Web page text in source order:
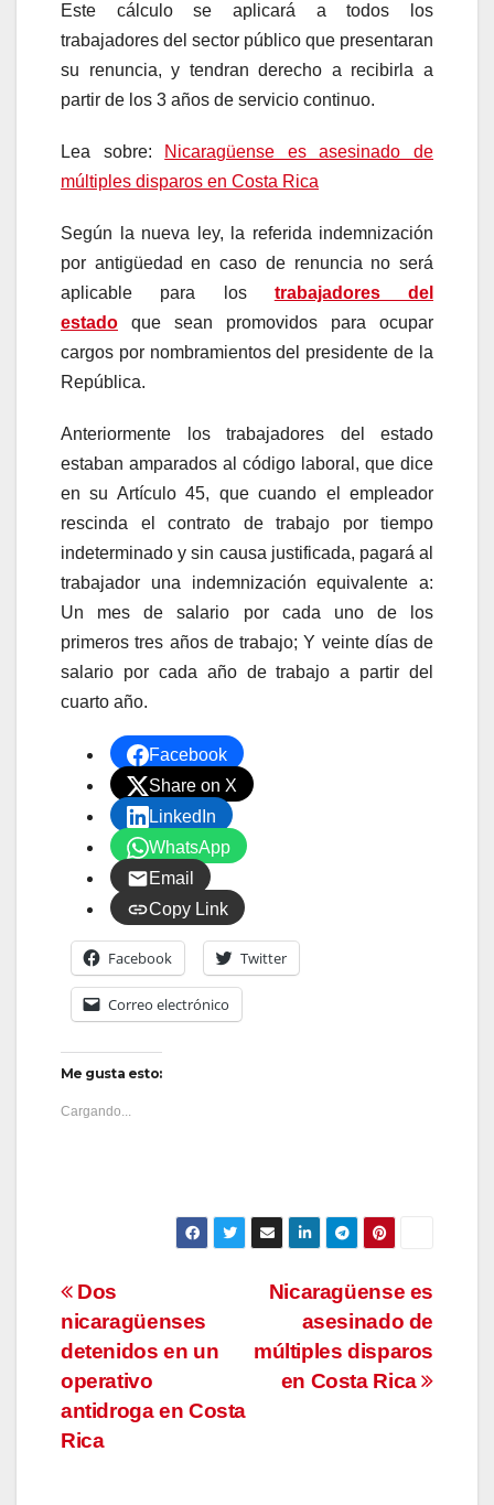
Este cálculo se aplicará a todos los
trabajadores del sector público que presentaran
su renuncia, y tendran derecho a recibirla a
partir de los 3 años de servicio continuo.
Lea sobre:
Nicaragüense es asesinado de
múltiples disparos en Costa Rica
Según la nueva ley, la referida indemnización
por antigüedad en caso de renuncia no será
aplicable para los trabajadores del
estado que sean promovidos para ocupar
cargos por nombramientos del presidente de la
República.
Anteriormente los trabajadores del estado
estaban amparados al código laboral, que dice
en su Artículo 45, que cuando el empleador
rescinda el contrato de trabajo por tiempo
indeterminado y sin causa justificada, pagará al
trabajador una indemnización equivalente a:
Un mes de salario por cada uno de los
primeros tres años de trabajo; Y veinte días de
salario por cada año de trabajo a partir del
cuarto año.
Facebook
Share on X
LinkedIn
WhatsApp
Email
Copy Link
Facebook Twitter
Correo electrónico
Me gusta esto:
Cargando...
Navegación
de
entradas
Nicaragüense es
asesinado de
múltiples disparos
en Costa Rica
Dos
nicaragüenses
detenidos en un
operativo
antidroga en Costa
Rica